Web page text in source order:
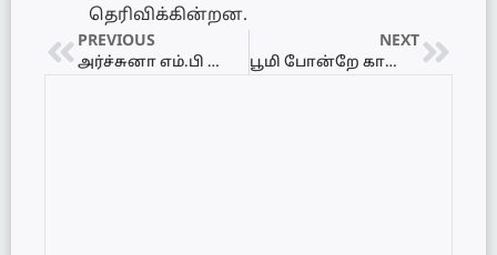
தெரிவிக்கின்றன.
PREVIOUS
அர்ச்சுனா எம்.பி கைது: அரசாங்கத்தின் நிலைப்பாடு மற்றும் முக்கிய விவரங்கள்!
NEXT
பூமி போன்றே காணப்படும் இன்னொரு கிரகம் : விஞ்ஞானிகள் அதிர்ச்சி